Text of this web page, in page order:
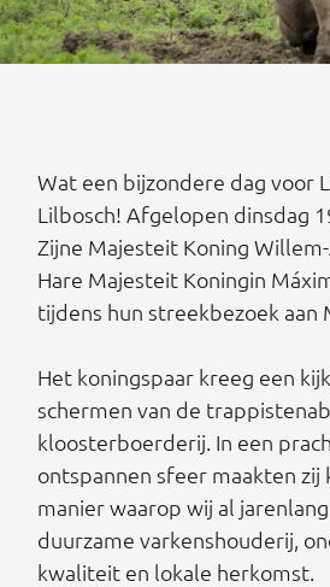
Wat een bijzondere dag voor
Lilbosch! Afgelopen dinsdag
Zijne Majesteit Koning
Hare Majesteit Koningin
tijdens hun streekbezoek aan
Het koningspaar kreeg een
schermen van de
kloosterboerderij. In een
ontspannen sfeer maakten zij
manier waarop wij al
duurzame varkenshouderij,
kwaliteit en lokale herkomst.